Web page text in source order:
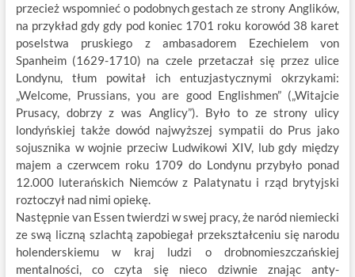
przecież wspomnieć o podobnych gestach ze strony Anglików,
na przykład gdy gdy pod koniec 1701 roku korowód 38 karet
poselstwa pruskiego z ambasadorem Ezechielem von
Spanheim (1629-1710) na czele przetaczał się przez ulice
Londynu, tłum powitał ich entuzjastycznymi okrzykami:
„Welcome, Prussians, you are good Englishmen” („Witajcie
Prusacy, dobrzy z was Anglicy”). Było to ze strony ulicy
londyńskiej także dowód najwyższej sympatii do Prus jako
sojusznika w wojnie przeciw Ludwikowi XIV, lub gdy między
majem a czerwcem roku 1709 do Londynu przybyło ponad
12.000 luterańskich Niemców z Palatynatu i rząd brytyjski
roztoczył nad nimi opiekę.
Następnie van Essen twierdzi w swej pracy, że naród niemiecki
ze swą liczną szlachtą zapobiegał przekształceniu się narodu
holenderskiemu w kraj ludzi o drobnomieszczańskiej
mentalności, co czyta się nieco dziwnie znając anty-